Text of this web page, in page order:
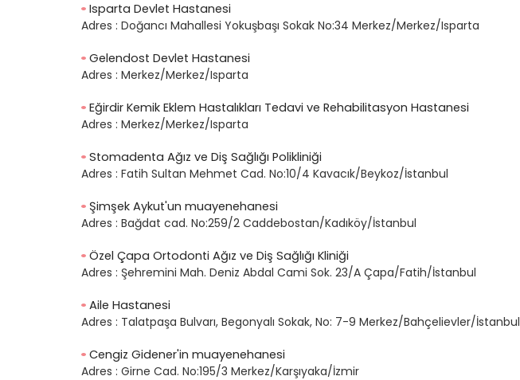
Isparta Devlet Hastanesi
Adres : Doğancı Mahallesi Yokuşbaşı Sokak No:34 Merkez/Merkez/Isparta
Gelendost Devlet Hastanesi
Adres : Merkez/Merkez/Isparta
Eğirdir Kemik Eklem Hastalıkları Tedavi ve Rehabilitasyon Hastanesi
Adres : Merkez/Merkez/Isparta
Stomadenta Ağız ve Diş Sağlığı Polikliniği
Adres : Fatih Sultan Mehmet Cad. No:10/4 Kavacık/Beykoz/İstanbul
Şimşek Aykut'un muayenehanesi
Adres : Bağdat cad. No:259/2 Caddebostan/Kadıköy/İstanbul
Özel Çapa Ortodonti Ağız ve Diş Sağlığı Kliniği
Adres : Şehremini Mah. Deniz Abdal Cami Sok. 23/A Çapa/Fatih/İstanbul
Aile Hastanesi
Adres : Talatpaşa Bulvarı, Begonyalı Sokak, No: 7-9 Merkez/Bahçelievler/İstanbul
Cengiz Gidener'in muayenehanesi
Adres : Girne Cad. No:195/3 Merkez/Karşıyaka/İzmir